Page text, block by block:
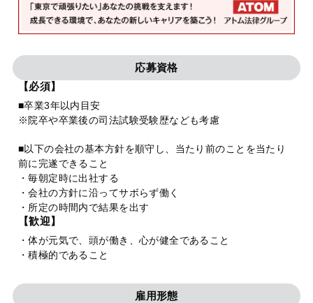
応募資格
【必須】
■卒業3年以内目安
※院卒や卒業後の司法試験受験歴なども考慮
■以下の会社の基本方針を順守し、当たり前のことを当たり
前に完遂できること
・毎朝定時に出社する
・会社の方針に沿ってサボらず働く
・所定の時間内で結果を出す
【歓迎】
・体が元気で、頭が働き、心が健全であること
・積極的であること
雇用形態